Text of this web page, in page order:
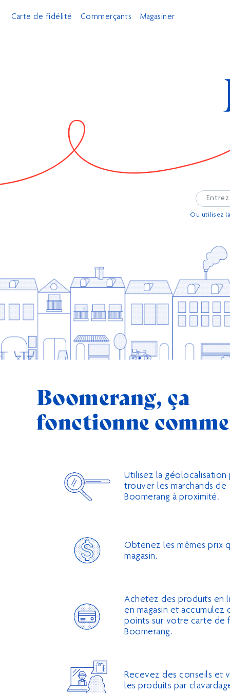
Carte de fidélité Commerçants Magasiner
Ou utilisez
Boomerang, ça
fonctionne
Utilisez la géolocalisation
trouver les marchands de
Boomerang à proximité.
Obtenez les mêmes prix
magasin.
Achetez des produits en
en magasin et accumulez
points sur votre carte de
Boomerang.
Recevez des conseils et
les produits par